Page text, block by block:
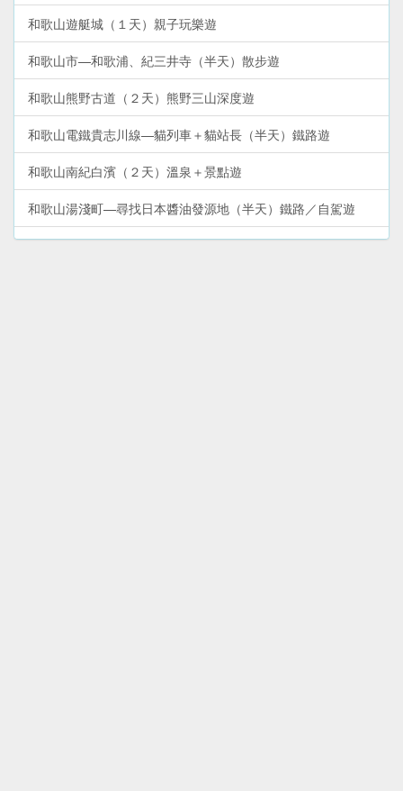
和歌山遊艇城（１天）親子玩樂遊
和歌山市—和歌浦、紀三井寺（半天）散步遊
和歌山熊野古道（２天）熊野三山深度遊
和歌山電鐵貴志川線—貓列車＋貓站長（半天）鐵路遊
和歌山南紀白濱（２天）溫泉＋景點遊
和歌山湯淺町—尋找日本醬油發源地（半天）鐵路／自駕遊
和歌山市周邊—加太、友島（１天）鯛魚列車＋出海遊